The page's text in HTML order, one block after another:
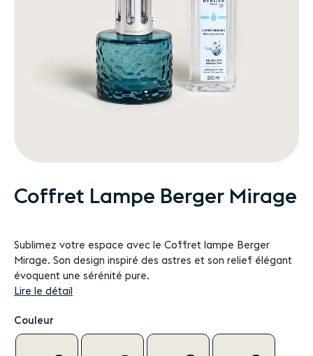
Passer
au
la
Galerie
d’images
Coffret Lampe Berger Mirage
Sublimez votre espace avec le Coffret lampe Berger
Mirage. Son design inspiré des astres et son relief élégant
évoquent une sérénité pure.
Lire le détail
Couleur